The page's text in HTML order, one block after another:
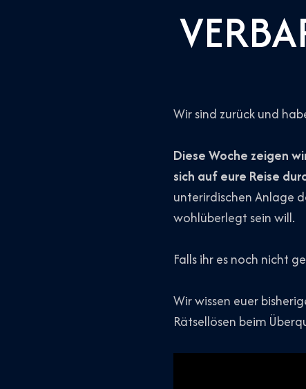
Wir sind zurück und
Diese Woche zeigen
sich auf eure Reise
unterirdischen Anlage
wohlüberlegt sein will.
Falls ihr es noch nicht
Wir wissen euer
Rätsellösen beim